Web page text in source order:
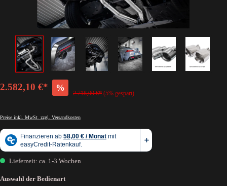
2.582,10 €* %
2.718,00 €* (5% gespart)
Preise inkl. MwSt. zzgl. Versandkosten
Lieferzeit: ca. 1-3 Wochen
Auswahl der Bedienart